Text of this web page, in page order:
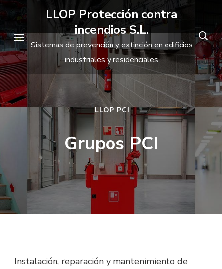
Saltar
contenido
(presiona
la
tecla
Intro)
LLOP Protección contra
incendios S.L.
Sistemas de prevención y extinción en edificios
industriales y residenciales
LLOP PCI
Grupos PCI
Instalación, reparación y mantenimiento de